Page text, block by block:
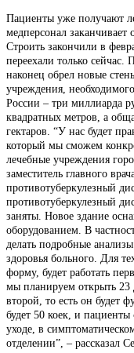
Пациенты уже получают
медперсонал заканчивает
Строить закончили в
переехали только сейчас.
наконец обрел новые
учреждения,
России – три миллиарда
квадратных метров, а
гектаров. “У нас будет
который мы сможем
лечебные учреждения
заместитель главного
противотуберкулезный
противотуберкулезный
заняты. Новое здание
оборудованием. В
делать подробные
здоровья больного. Для
форму, будет работать
мы планируем открыть 23
второй, то есть он будет
будет 50 коек, и
уходе, в
отделении”, – рассказал